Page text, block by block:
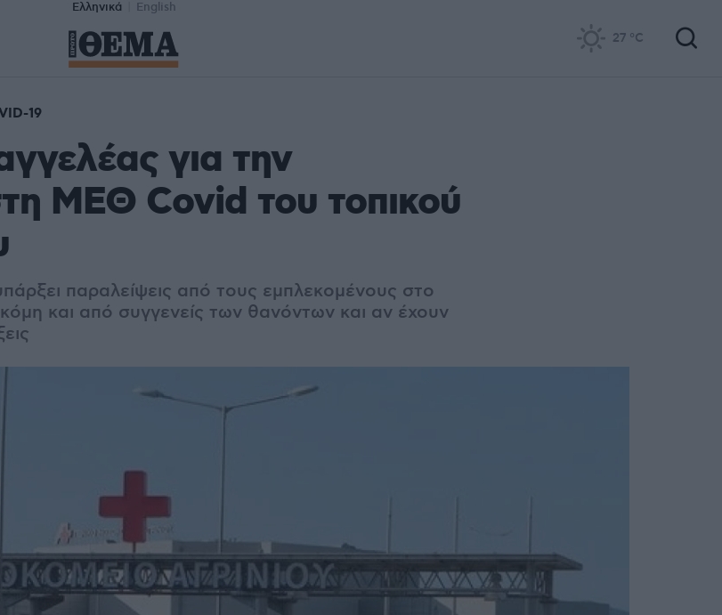
Ελληνικά English
27 °C
19
για την
ΜΕΘ Covid του τοπικού
παραλείψεις από τους εμπλεκομένους στο
και από συγγενείς των θανόντων και αν έχουν